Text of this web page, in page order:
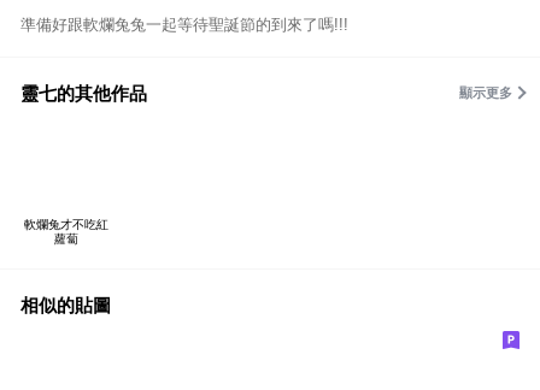
準備好跟軟爛兔兔一起等待聖誕節的到來了嗎!!!
靈七的其他作品 顯示更多
軟爛兔才不吃紅
蘿蔔
相似的貼圖